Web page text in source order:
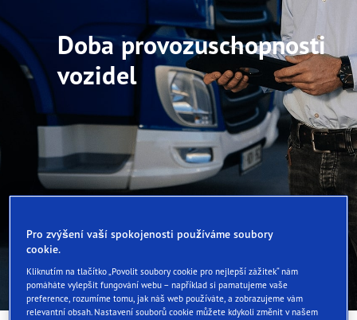
Doba provozuschopnosti
vozidel
Pro zvýšení vaší spokojenosti používáme soubory
cookie.
Kliknutím na tlačítko „Povolit soubory cookie pro nejlepší zážitek“ nám
pomáháte vylepšit fungování webu – například si pamatujeme vaše
preference, rozumíme tomu, jak náš web používáte, a zobrazujeme vám
relevantní obsah. Nastavení souborů cookie můžete kdykoli změnit v našem